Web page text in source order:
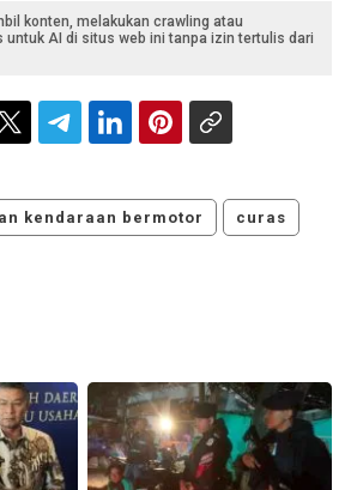
konten, melakukan crawling atau
AI di situs web ini tanpa izin tertulis dari
kendaraan bermotor curas